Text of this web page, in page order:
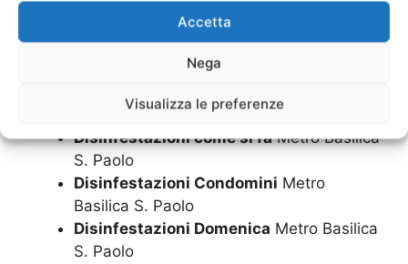
Accetta
Nega
Visualizza le preferenze
Metro Basilica S. Paolo
Disinfestazioni Cliniche PrivateMetro
Basilica S. Paolo
Basilica S. Paolo
Disinfestazioni come si faMetro Basilica
S. Paolo
Disinfestazioni Condomini Metro
Basilica S. Paolo
Disinfestazioni Domenica Metro Basilica
S. Paolo